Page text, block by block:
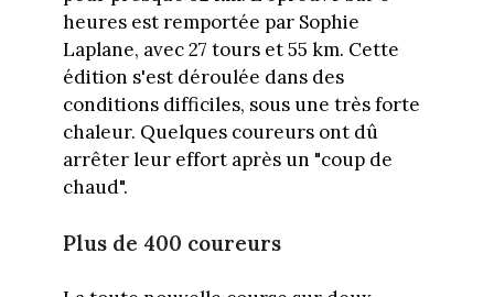
heures est remportée par Sophie
Laplane, avec 27 tours et 55 km. Cette
édition s'est déroulée dans des
conditions difficiles, sous une très forte
chaleur. Quelques coureurs ont dû
arrêter leur effort après un "coup de
chaud".
Plus de 400 coureurs